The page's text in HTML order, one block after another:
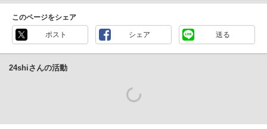
このページをシェア
ポスト シェア 送る
24shiさんの活動